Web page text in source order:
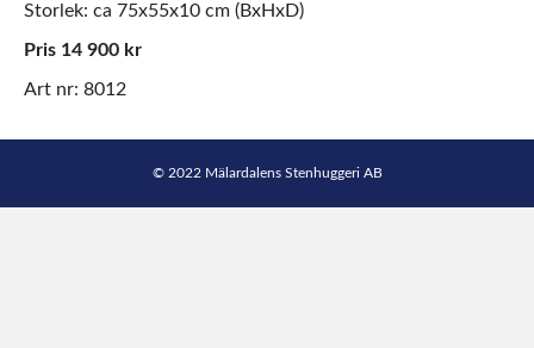
Storlek: ca 75x55x10 cm (BxHxD)
Pris 14 900 kr
Art nr: 8012
© 2022 Mälardalens Stenhuggeri AB